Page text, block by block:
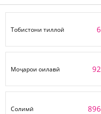
Тобистони тиллоӣ 6
Моҷарои оилавӣ 92
Солимӣ 896